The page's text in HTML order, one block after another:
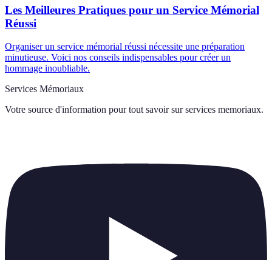
Les Meilleures Pratiques pour un Service Mémorial
Réussi
Organiser un service mémorial réussi nécessite une préparation
minutieuse. Voici nos conseils indispensables pour créer un
hommage inoubliable.
Services Mémoriaux
Votre source d'information pour tout savoir sur services memoriaux.